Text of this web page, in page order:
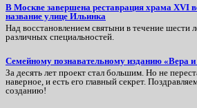
В Москве завершена реставрация храма XVI
название улице Ильинка
Над восстановлением святыни в течение шести
различных специальностей.
Семейному познавательному изданию «Вера
За десять лет проект стал большим. Но не
наверное, и есть его главный секрет.
созданию!